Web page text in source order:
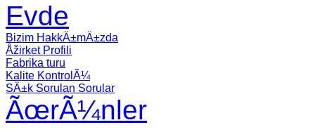
Evde
Bizim HakkÄ±mÄ±zda
Åžirket Profili
Fabrika turu
Kalite KontrolÃ¼
SÄ±k Sorulan Sorular
ÃœrÃ¼nler